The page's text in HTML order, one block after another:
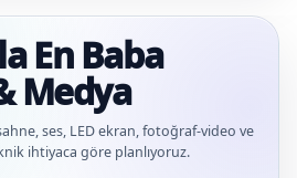
En Baba
Medya
ses, LED ekran, fotoğraf-video ve
ihtiyaca göre planlıyoruz.